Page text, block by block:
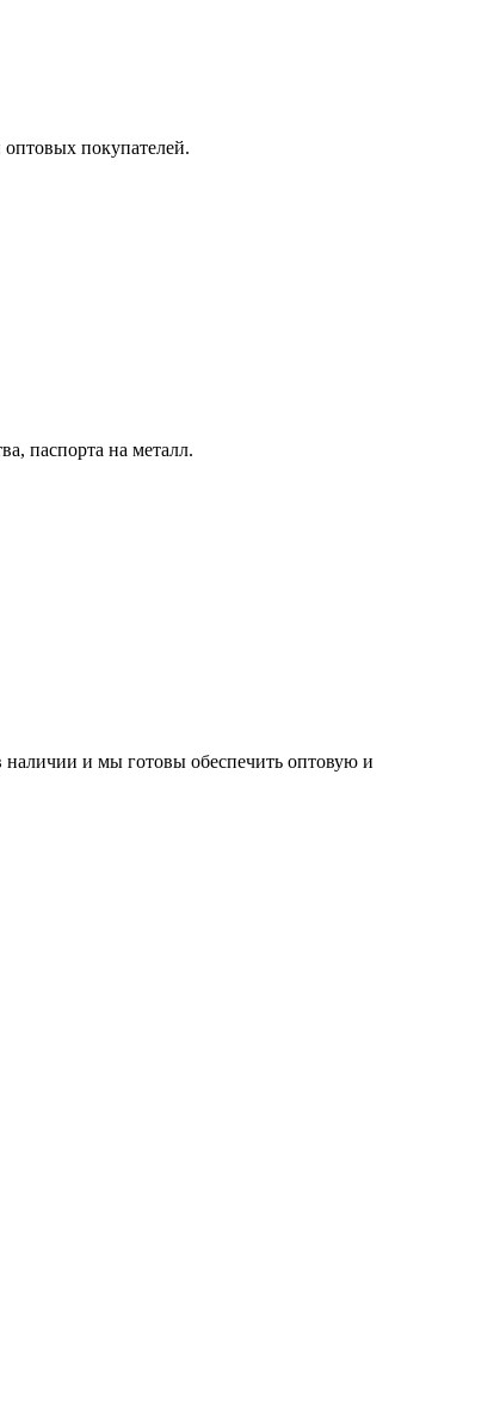
покупателей.
паспорта на металл.
наличии и мы готовы обеспечить оптовую и